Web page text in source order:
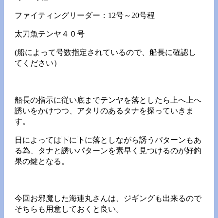
ファイティングリーダー：12号～20号程
太刀魚テンヤ４０号
(船によって号数指定されているので、船長に確認し
てください）
船長の指示に従い底までテンヤを落としたら上へ上へ
誘いをかけつつ、アタリのあるタナを探っていきま
す。
日によっては下に下に落としながら誘うパターンもあ
る為、タナと誘いパターンを素早く見つけるのが好釣
果の鍵となる。
今回お邪魔した海連丸さんは、ジギングも出来るので
そちらも用意しておくと良い。